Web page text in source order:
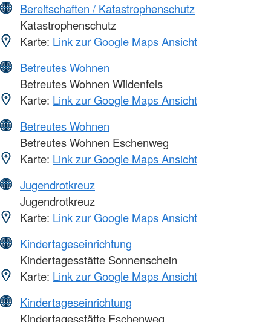
Bereitschaften / Katastrophenschutz
Katastrophenschutz
Karte: Link zur Google Maps Ansicht
Betreutes Wohnen
Betreutes Wohnen Wildenfels
Karte: Link zur Google Maps Ansicht
Betreutes Wohnen
Betreutes Wohnen Eschenweg
Karte: Link zur Google Maps Ansicht
Jugendrotkreuz
Jugendrotkreuz
Karte: Link zur Google Maps Ansicht
Kindertageseinrichtung
Kindertagesstätte Sonnenschein
Karte: Link zur Google Maps Ansicht
Kindertageseinrichtung
Kindertagesstätte Eschenweg